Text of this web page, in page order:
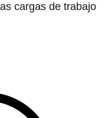
cargas de trabajo